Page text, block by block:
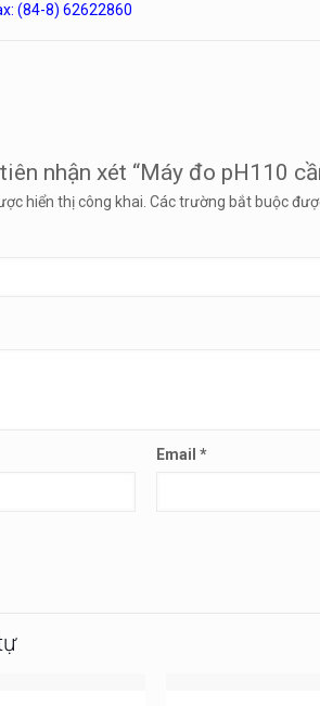
(84-8) 62622860
nhận xét “Máy đo pH110
hiển thị công khai. Các trường bắt buộc
Email *